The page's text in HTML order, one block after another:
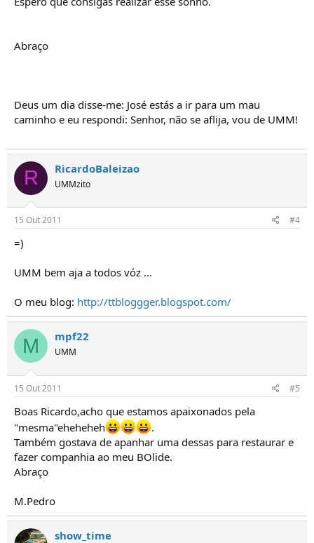
Abraço
Deus um dia disse-me: José estás a ir para um mau
caminho e eu respondi: Senhor, não se aflija, vou de UMM!
R RicardoBaleizao
UMMzito
15 Out 2011 #4
=)
UMM bem aja a todos vóz ...
O meu blog: http://ttbloggger.blogspot.com/
M mpf22
UMM
15 Out 2011 #5
Boas Ricardo,acho que estamos apaixonados pela
"mesma"eheheheh
.
Também gostava de apanhar uma dessas para restaurar e
fazer companhia ao meu BOlide.
Abraço
M.Pedro
show_time